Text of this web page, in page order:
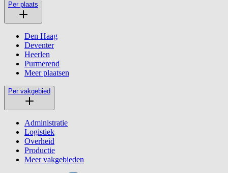
Per plaats
Den Haag
Deventer
Heerlen
Purmerend
Meer plaatsen
Per vakgebied
Administratie
Logistiek
Overheid
Productie
Meer vakgebieden